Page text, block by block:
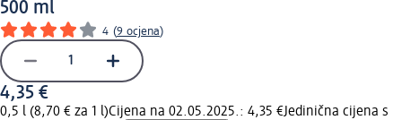
500 ml
4 (9 ocjena)
4,35 €
0,5 l (8,70 € za 1 l)Cijena na 02.05.2025.: 4,35 €Jedinična cijena s